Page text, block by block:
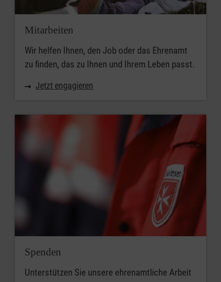
Mitarbeiten
Wir helfen Ihnen, den Job oder das Ehrenamt
zu finden, das zu Ihnen und Ihrem Leben passt.
Jetzt engagieren
Spenden
Unterstützen Sie unsere ehrenamtliche Arbeit